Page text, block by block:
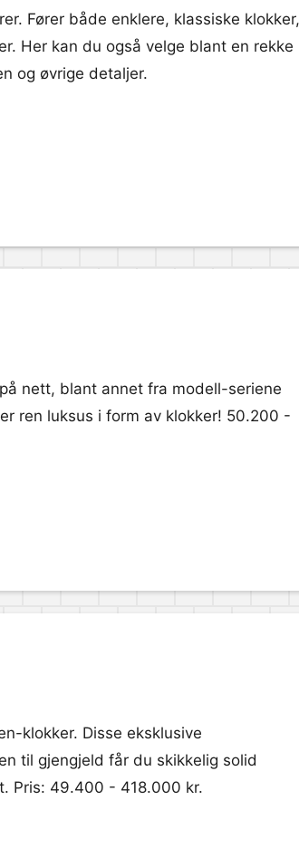
Fører både enklere, klassiske klokker,
Her kan du også velge blant en rekke
og øvrige detaljer.
nett, blant annet fra modell-seriene
ren luksus i form av klokker! 50.200 -
klokker. Disse eksklusive
til gjengjeld får du skikkelig solid
Pris: 49.400 - 418.000 kr.